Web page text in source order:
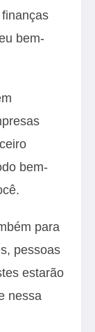
bem-
bem-
para
pessoas
estarão
nessa